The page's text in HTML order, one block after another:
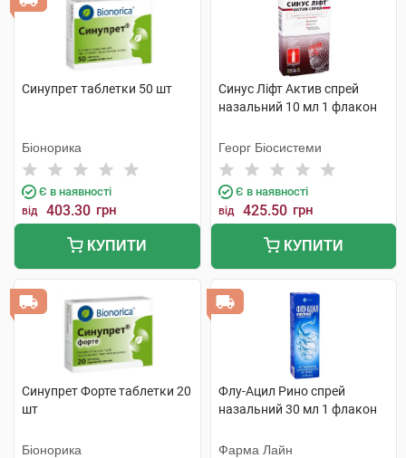
Синупрет таблетки 50 шт
Біонорика
Є в наявності
від 403.30 грн
КУПИТИ
Синус Ліфт Актив спрей
назальний 10 мл 1 флакон
Георг Біосистеми
Є в наявності
від 425.50 грн
КУПИТИ
Синупрет Форте таблетки 20
шт
Біонорика
Флу-Ацил Рино спрей
назальний 30 мл 1 флакон
Фарма Лайн